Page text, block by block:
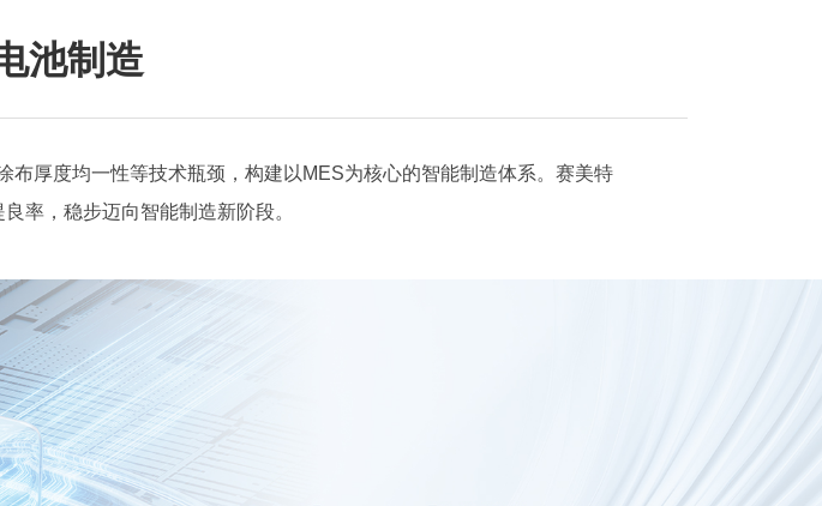
池制造
厚度均一性等技术瓶颈，构建以MES为核心的智能制造体系。赛美特
率，稳步迈向智能制造新阶段。